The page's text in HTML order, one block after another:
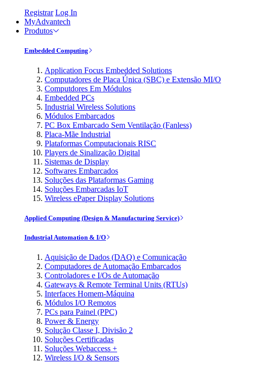
Registrar Log In
MyAdvantech
Produtos
Embedded Computing
Application Focus Embedded Solutions
Computadores de Placa Única (SBC) e Extensão MI/O
Computdores Em Módulos
Embedded PCs
Industrial Wireless Solutions
Módulos Embarcados
PC Box Embarcado Sem Ventilação (Fanless)
Placa-Mãe Industrial
Plataformas Computacionais RISC
Players de Sinalização Digital
Sistemas de Display
Softwares Embarcados
Soluções das Plataformas Gaming
Soluções Embarcadas IoT
Wireless ePaper Display Solutions
Applied Computing (Design & Manufacturing Service)
Industrial Automation & I/O
Aquisição de Dados (DAQ) e Comunicação
Computadores de Automação Embarcados
Controladores e I/Os de Automação
Gateways & Remote Terminal Units (RTUs)
Interfaces Homem-Máquina
Módulos I/O Remotos
PCs para Painel (PPC)
Power & Energy
Solução Classe I, Divisão 2
Soluções Certificadas
Soluções Webaccess +
Wireless I/O & Sensors